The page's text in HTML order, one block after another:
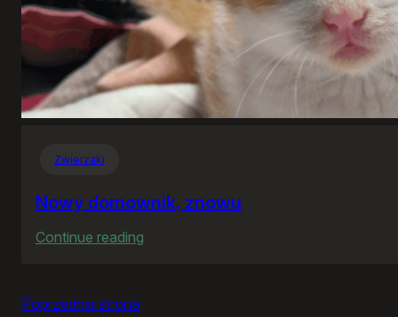
Zwierzaki
Nowy domownik, znowu
Continue reading
Poprzednia strona